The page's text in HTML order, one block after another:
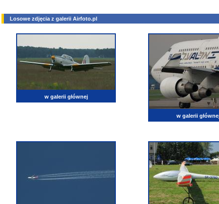
Losowe zdjęcia z galerii Airfoto.pl
w galerii głównej
w galerii